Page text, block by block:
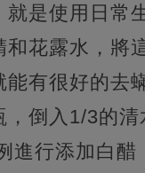
就是使用日常
和花露水，將
能有很好的去
，倒入1/3的清
進行添加白醋